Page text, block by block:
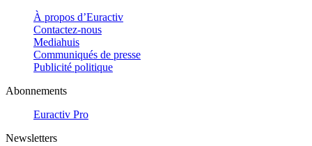
À propos d’Euractiv
Contactez-nous
Mediahuis
Communiqués de presse
Publicité politique
Abonnements
Euractiv Pro
Newsletters